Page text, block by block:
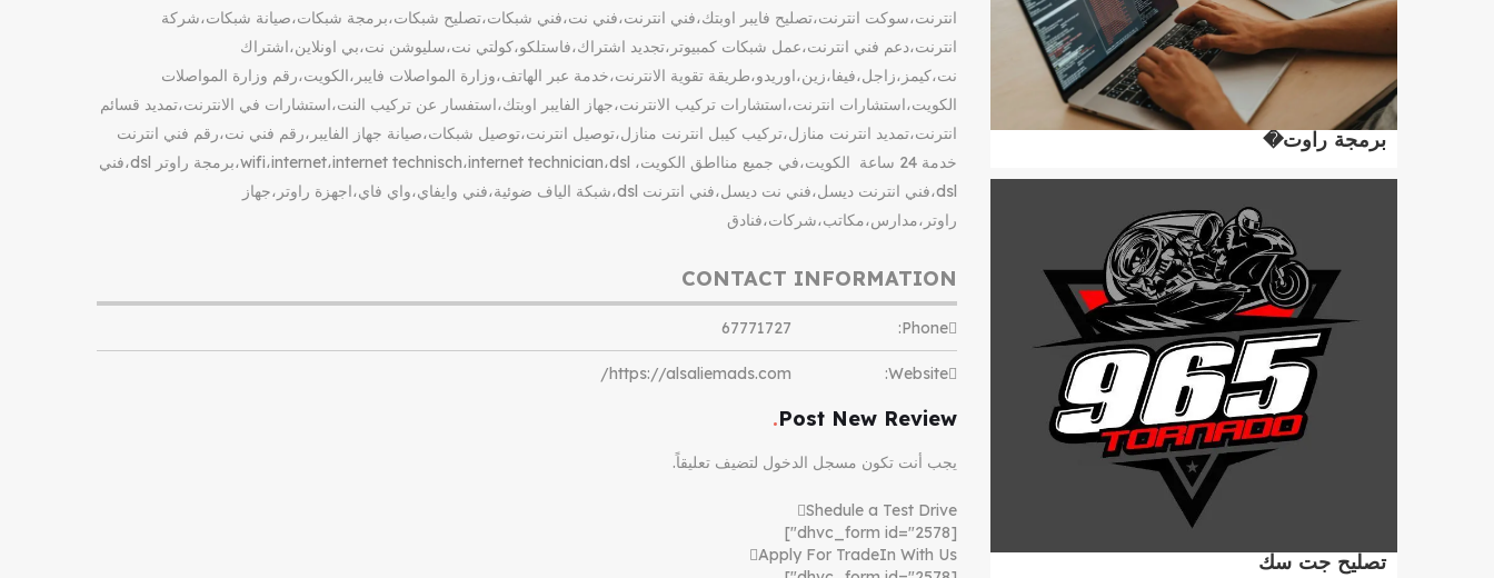
انترنت،سوكت انترنت،تصليح فايبر اوبتك،فني انترنت،فني نت،فني شبكات،تصليح شبكات،برمجة شبكات،صيانة شبكات،شركة
انترنت،دعم فني انترنت،عمل شبكات كمبيوتر،تجديد اشتراك،فاستلكو،كولتي نت،سليوشن نت،بي اونلاين،اشتراك
نت،كيمز،زاجل،فيفا،زين،اوريدو،طريقة تقوية الانترنت،خدمة عبر الهاتف،وزارة المواصلات فايبر،الكويت،رقم وزارة المواصلات
الكويت،استشارات انترنت،استشارات تركيب الانترنت،جهاز الفايبر اوبتك،استفسار عن تركيب النت،استشارات في الانترنت،تمديد قسائم
انترنت،تمديد انترنت منازل،تركيب كيبل انترنت منازل،توصيل انترنت،توصيل شبكات،صيانة جهاز الفايبر،رقم فني نت،رقم فني انترنت
خدمة 24 ساعة الكويت،في جميع منااطق الكويت، wifi،internet،internet technisch،internet technician،dsl،برمجة راوتر dsl،فني
dsl،فني انترنت ديسل،فني نت ديسل،فني انترنت dsl،شبكة الياف ضوئية،فني وايفاي،واي فاي،اجهزة راوتر،جهاز
راوتر،مدارس،مكاتب،شركات،فنادق
CONTACT INFORMATION
Phone:
67771727
Website:
https://alsaliemads.com/
Post New Review
يجب أنت تكون مسجل الدخول لتضيف تعليقاً.
Shedule a Test Drive
[dhvc_form id="2578"]
Apply For TradeIn With Us
برمجة راوت�
تصليح جت سك